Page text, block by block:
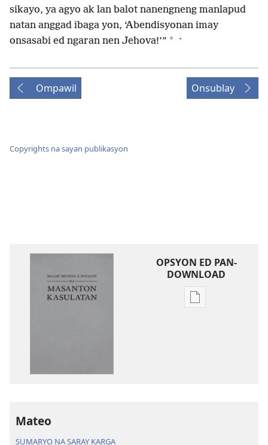
sikayo, ya agyo ak lan balot nanengneng manlapud
natan anggad ibaga yon, ‘Abendisyonan imay
onsasabi ed ngaran nen Jehova!’” * +
Ompawil Onsublay
Copyrights na sayan publikasyon
OPSYON ED PAN-
DOWNLOAD
Opsyon
Mateo
SUMARYO NA SARAY KARGA